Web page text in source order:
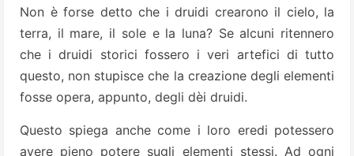
Non è forse detto che i druidi crearono il cielo, la
terra, il mare, il sole e la luna? Se alcuni ritennero
che i druidi storici fossero i veri artefici di tutto
questo, non stupisce che la creazione degli elementi
fosse opera, appunto, degli dèi druidi.
Questo spiega anche come i loro eredi potessero
avere pieno potere sugli elementi stessi. Ad ogni